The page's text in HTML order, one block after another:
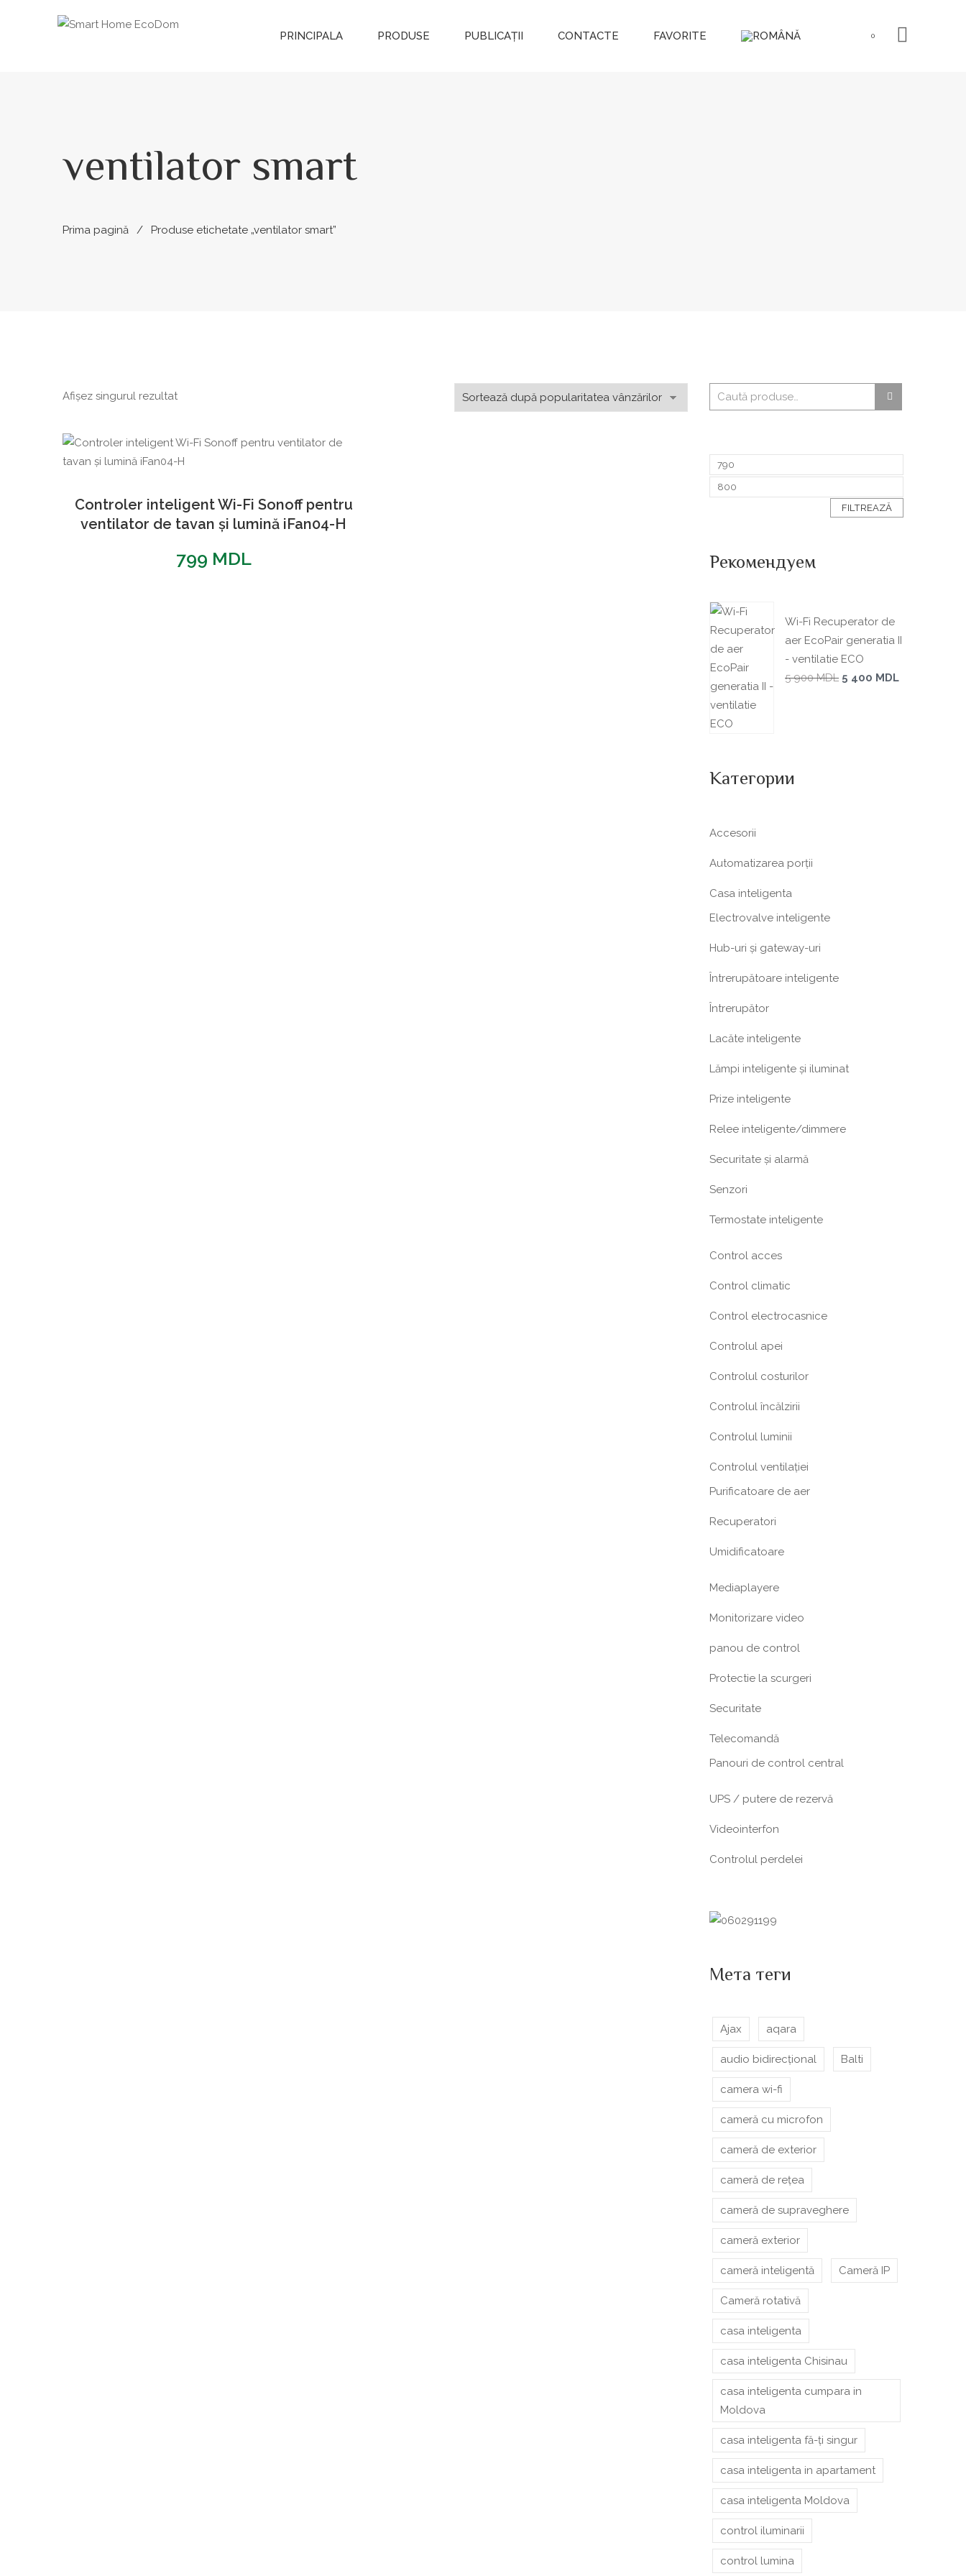
PRINCIPALA PRODUSE PUBLICAȚII CONTACTE FAVORITE 0
ventilator smart
Prima pagină Produse etichetate „ventilator smart”
Afișez singurul rezultat
Controler inteligent Wi-Fi Sonoff pentru
ventilator de tavan și lumină iFan04-H
799 MDL
FILTREAZĂ
Рекомендуем
Wi-Fi Recuperator de
aer EcoPair generatia II
- ventilatie ECO
5 900MDL 5 400 MDL
Категории
Accesorii
Automatizarea porții
Casa inteligenta
Electrovalve inteligente
Hub-uri și gateway-uri
Întrerupătoare inteligente
Întrerupător
Lacăte inteligente
Lămpi inteligente și iluminat
Prize inteligente
Relee inteligente/dimmere
Securitate și alarmă
Senzori
Termostate inteligente
Control acces
Control climatic
Control electrocasnice
Controlul apei
Controlul costurilor
Controlul încălzirii
Controlul luminii
Controlul ventilației
Purificatoare de aer
Recuperatori
Umidificatoare
Mediaplayere
Monitorizare video
panou de control
Protectie la scurgeri
Securitate
Telecomandă
Panouri de control central
UPS / putere de rezervă
Videointerfon
Сontrolul perdelei
Мета теги
Ajax aqara
audio bidirecțional Balti
camera wi-fi
cameră cu microfon
cameră de exterior
cameră de rețea
cameră de supraveghere
cameră exterior
cameră inteligentă Cameră IP
Cameră rotativă
casa inteligenta
casa inteligenta Chisinau
casa inteligenta cumpara in
Moldova
casa inteligenta fă-ți singur
casa inteligenta in apartament
casa inteligenta Moldova
control iluminarii
control lumina